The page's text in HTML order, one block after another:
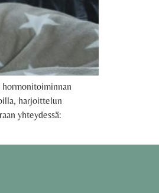
hormonitoiminnan
harjoittelun
yhteydessä: